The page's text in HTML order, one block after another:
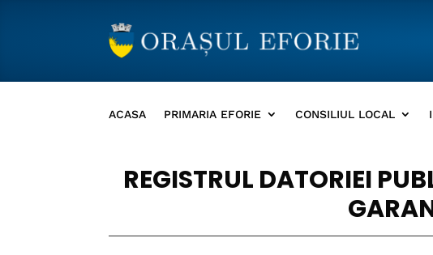
ACASA PRIMARIA EFORIE CONSILIUL LOCAL
REGISTRUL DATORIEI